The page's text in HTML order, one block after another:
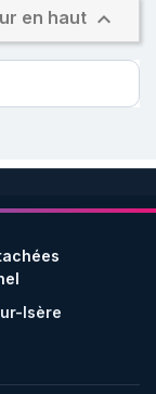
en haut 
Isère